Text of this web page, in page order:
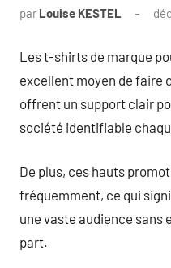
par Louise KESTEL
Les t-shirts de marque
excellent moyen de faire
offrent un support clair
société identifiable
De plus, ces hauts
fréquemment, ce qui
une vaste audience
part.